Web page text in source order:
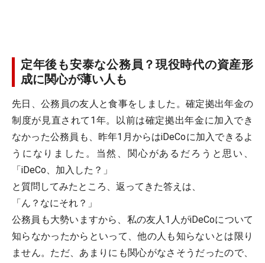
定年後も安泰な公務員？現役時代の資産形
成に関心が薄い人も
先日、公務員の友人と食事をしました。確定拠出年金の
制度が見直されて1年。以前は確定拠出年金に加入でき
なかった公務員も、昨年1月からはiDeCoに加入できるよ
うになりました。当然、関心があるだろうと思い、
「iDeCo、加入した？」
と質問してみたところ、返ってきた答えは、
「ん？なにそれ？」
公務員も大勢いますから、私の友人1人がiDeCoについて
知らなかったからといって、他の人も知らないとは限り
ません。ただ、あまりにも関心がなさそうだったので、